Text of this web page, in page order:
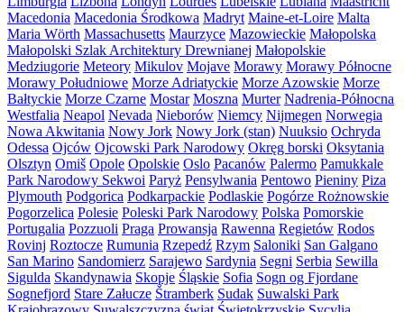
Macedonia Macedonia Środkowa Madryt Maine-et-Loire Malta
Maria Wörth Massachusetts Maurzyce Mazowieckie Małopolska
Małopolski Szlak Architektury Drewnianej Małopolskie
Medziugorie Meteory Mikulov Mojave Morawy Morawy Północne
Morawy Południowe Morze Adriatyckie Morze Azowskie Morze
Bałtyckie Morze Czarne Mostar Moszna Murter Nadrenia-Północna
Westfalia Neapol Nevada Nieborów Niemcy Nijmegen Norwegia
Nowa Akwitania Nowy Jork Nowy Jork (stan) Nuuksio Ochryda
Odessa Ojców Ojcowski Park Narodowy Okręg borski Oksytania
Olsztyn Omiš Opole Opolskie Oslo Pacanów Palermo Pamukkale
Park Narodowy Sekwoi Paryż Pensylwania Pentowo Pieniny Piza
Plymouth Podgorica Podkarpackie Podlaskie Pogórze Rożnowskie
Pogorzelica Polesie Poleski Park Narodowy Polska Pomorskie
Portugalia Pozzuoli Praga Prowansja Rawenna Regietów Rodos
Rovinj Roztocze Rumunia Rzepedź Rzym Saloniki San Galgano
San Marino Sandomierz Sarajewo Sardynia Segni Serbia Sewilla
Sigulda Skandynawia Skopje Śląskie Sofia Sogn og Fjordane
Sognefjord Stare Załucze Štramberk Sudak Suwalski Park